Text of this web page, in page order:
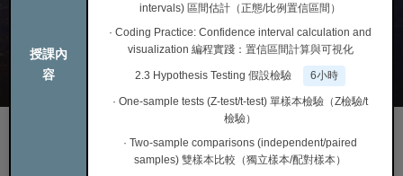
授課內
容
intervals) 區間估計（正態/比例置信區間）
· Coding Practice: Confidence interval calculation and
visualization 編程實踐：置信區間計算與可視化
2.3 Hypothesis Testing 假設檢驗 6小時
· One-sample tests (Z-test/t-test) 單樣本檢驗（Z檢驗/t
檢驗）
· Two-sample comparisons (independent/paired
samples) 雙樣本比較（獨立樣本/配對樣本）